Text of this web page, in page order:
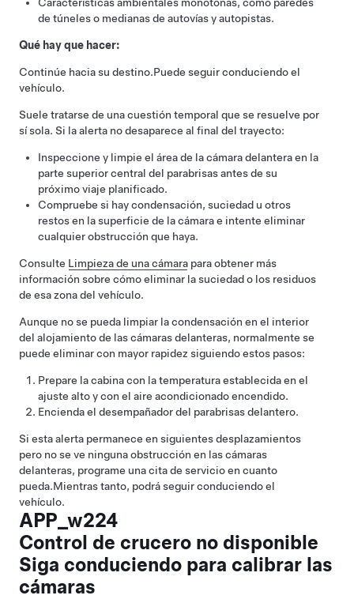
de túneles o medianas de autovías y autopistas.
Qué hay que hacer:
Continúe hacia su destino.Puede seguir conduciendo el
vehículo.
Suele tratarse de una cuestión temporal que se resuelve por
sí sola. Si la alerta no desaparece al final del trayecto:
Inspeccione y limpie el área de la cámara delantera en la
parte superior central del parabrisas antes de su
próximo viaje planificado.
Compruebe si hay condensación, suciedad u otros
restos en la superficie de la cámara e intente eliminar
cualquier obstrucción que haya.
Consulte Limpieza de una cámara para obtener más
información sobre cómo eliminar la suciedad o los residuos
de esa zona del vehículo.
Aunque no se pueda limpiar la condensación en el interior
del alojamiento de las cámaras delanteras, normalmente se
puede eliminar con mayor rapidez siguiendo estos pasos:
Prepare la cabina con la temperatura establecida en el
ajuste alto y con el aire acondicionado encendido.
Encienda el desempañador del parabrisas delantero.
Si esta alerta permanece en siguientes desplazamientos
pero no se ve ninguna obstrucción en las cámaras
delanteras, programe una cita de servicio en cuanto
pueda.Mientras tanto, podrá seguir conduciendo el
vehículo.
APP_w224
Control de crucero no disponible
Siga conduciendo para calibrar las
cámaras